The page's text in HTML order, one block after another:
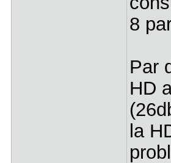
8
Par
HD
la